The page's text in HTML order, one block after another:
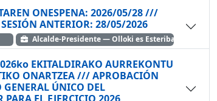
ONESPENA: 2026/05/28 ///
DEL ACTA DE LA SESIÓN ANTERIOR: 28/05/2026
Alcalde-Presidente — Olloki es Esteribar
EKITALDIRAKO AURREKONTU
GENERAL ÚNICO DEL
EL EJERCICIO 2026